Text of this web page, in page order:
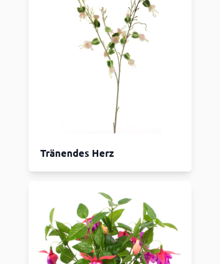
Tränendes Herz